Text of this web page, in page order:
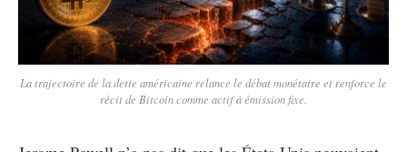
La trajectoire de la dette américaine relance le débat monétaire et renforce le
récit de Bitcoin comme actif à émission fixe.